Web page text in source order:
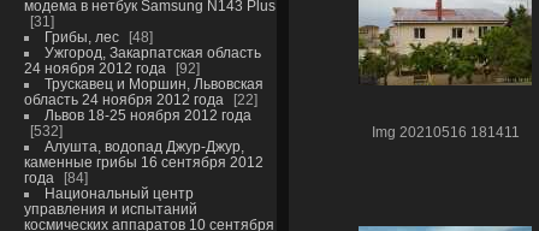
модема в нетбук Samsung N143 Plus
31
Грибы, лес
48
Ужгород, Закарпатская область
24 ноября 2012 года
92
Трускавец и Моршин, Львовская
область 24 ноября 2012 года
22
Львов 18-25 ноября 2012 года
532
Алушта, водопад Джур-Джур,
каменные грибы 16 сентября 2012
года
84
Национальный центр
управления и испытаний
космических аппаратов 10 сентября
Img 20210516 181411